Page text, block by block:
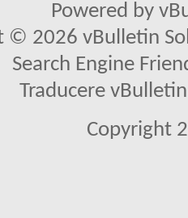
Powered by
© 2026 vBulletin
Search Engine
Traducere
Copyright